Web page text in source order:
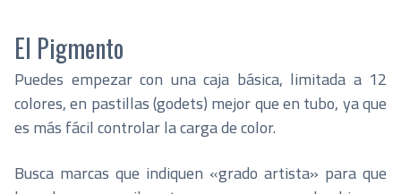
El Pigmento
Puedes empezar con una caja básica, limitada a 12
colores, en pastillas (godets) mejor que en tubo, ya que
es más fácil controlar la carga de color.
Busca marcas que indiquen «grado artista» para que